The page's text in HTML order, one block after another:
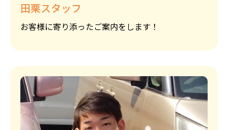
田栗スタッフ
お客様に寄り添ったご案内をします！